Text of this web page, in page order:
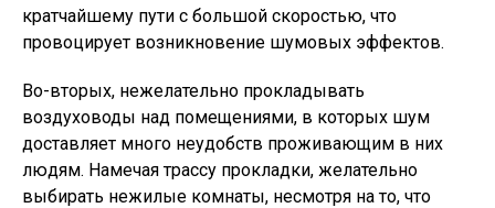
кратчайшему пути с большой скоростью, что
провоцирует возникновение шумовых эффектов.
Во-вторых, нежелательно прокладывать
воздуховоды над помещениями, в которых шум
доставляет много неудобств проживающим в них
людям. Намечая трассу прокладки, желательно
выбирать нежилые комнаты, несмотря на то, что